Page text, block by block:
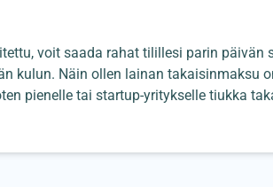
voit saada rahat tilillesi parin
kulun. Näin ollen lainan takaisinmaksu
pienelle tai startup-yritykselle tiukka